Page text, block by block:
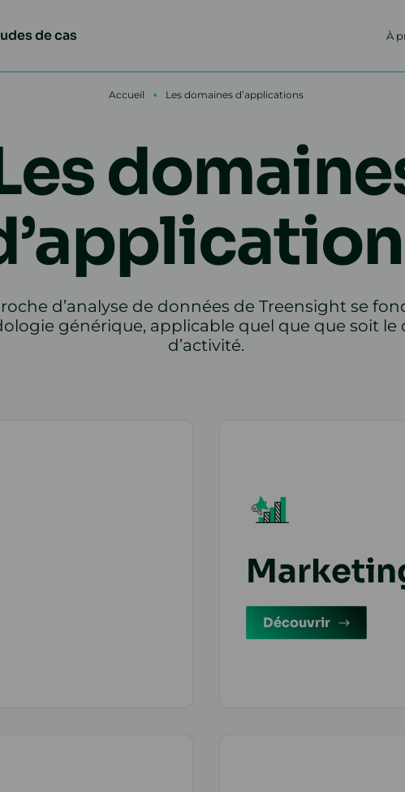
de cas À
Accueil • Les domaines d’applications
d’analyse de données de Treensight se
générique, applicable quel que que soit le
d’activité.
Découvrir